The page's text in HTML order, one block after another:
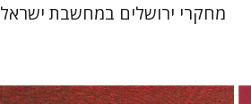
מחקרי ירושלים במחשבת ישראל